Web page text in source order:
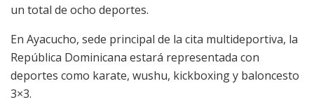
un total de ocho deportes.
En Ayacucho, sede principal de la cita multideportiva, la
República Dominicana estará representada con
deportes como karate, wushu, kickboxing y baloncesto
3×3.